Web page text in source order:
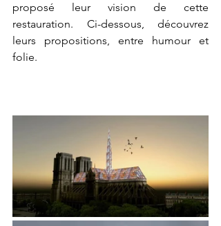
proposé leur vision de cette
restauration. Ci-dessous, découvrez
leurs propositions, entre humour et
folie.